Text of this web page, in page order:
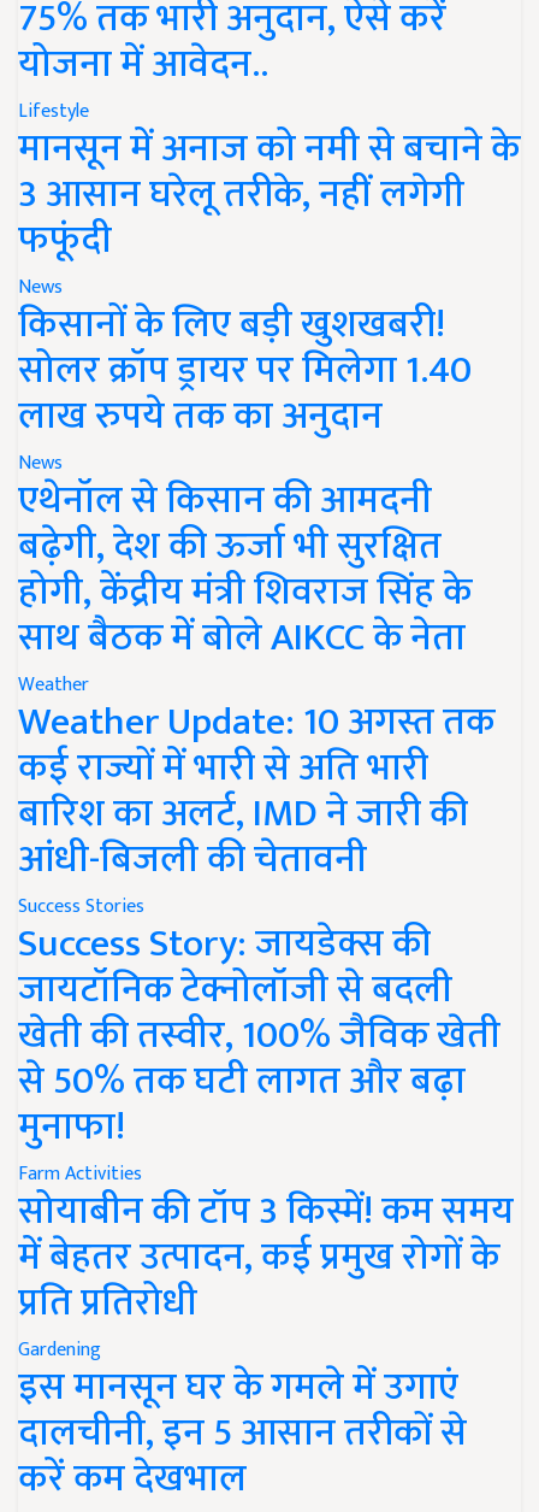
75% तक भारी अनुदान, ऐसे करें
योजना में आवेदन..
Lifestyle
मानसून में अनाज को नमी से बचाने के
3 आसान घरेलू तरीके, नहीं लगेगी
फफूंदी
News
किसानों के लिए बड़ी खुशखबरी!
सोलर क्रॉप ड्रायर पर मिलेगा 1.40
लाख रुपये तक का अनुदान
News
एथेनॉल से किसान की आमदनी
बढ़ेगी, देश की ऊर्जा भी सुरक्षित
होगी, केंद्रीय मंत्री शिवराज सिंह के
साथ बैठक में बोले AIKCC के नेता
Weather
Weather Update: 10 अगस्त तक
कई राज्यों में भारी से अति भारी
बारिश का अलर्ट, IMD ने जारी की
आंधी-बिजली की चेतावनी
Success Stories
Success Story: जायडेक्स की
जायटॉनिक टेक्नोलॉजी से बदली
खेती की तस्वीर, 100% जैविक खेती
से 50% तक घटी लागत और बढ़ा
मुनाफा!
Farm Activities
सोयाबीन की टॉप 3 किस्में! कम समय
में बेहतर उत्पादन, कई प्रमुख रोगों के
प्रति प्रतिरोधी
Gardening
इस मानसून घर के गमले में उगाएं
दालचीनी, इन 5 आसान तरीकों से
करें कम देखभाल